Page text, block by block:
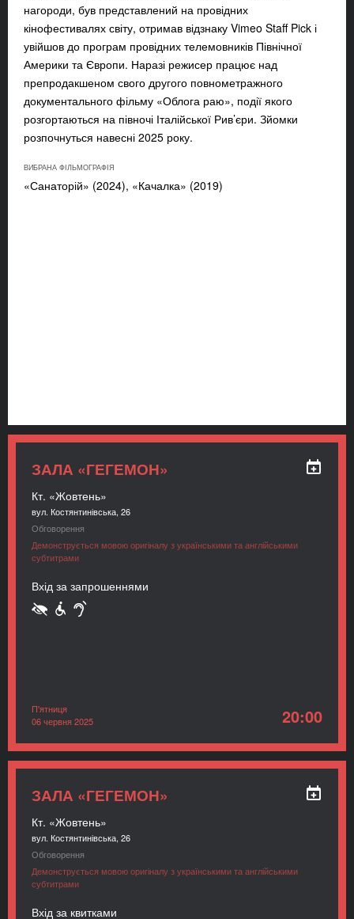
нагороди, був представлений на провідних
кінофестивалях світу, отримав відзнаку Vimeo Staff Pick і
увійшов до програм провідних телемовників Північної
Америки та Європи. Наразі режисер працює над
препродакшеном свого другого повнометражного
документального фільму «Облога раю», події якого
розгортаються на півночі Італійської Рив’єри. Зйомки
розпочнуться навесні 2025 року.
ВИБРАНА ФІЛЬМОГРАФІЯ
«Санаторій» (2024), «Качалка» (2019)
ЗАЛА «ГЕГЕМОН»
Кт. «Жовтень»
вул. Костянтинівська, 26
Обговорення
Демонструється мовою оригіналу з українськими та англійськими
субтитрами
Вхід за запрошеннями
П'ятниця
06 червня 2025
20:00
ЗАЛА «ГЕГЕМОН»
Кт. «Жовтень»
вул. Костянтинівська, 26
Обговорення
Демонструється мовою оригіналу з українськими та англійськими
субтитрами
Вхід за квитками